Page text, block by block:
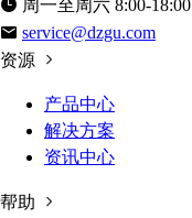
周一至周六 8:00-18:00
service@dzgu.com
资源
产品中心
解决方案
资讯中心
帮助